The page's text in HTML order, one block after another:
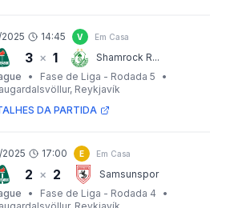
2025 14:45 V Em Casa
3 × 1
Shamrock R...
• Fase de Liga - Rodada 5
•
, Reykjavík
DA PARTIDA
2025 17:00 E Em Casa
2 × 2
Samsunspor
• Fase de Liga - Rodada 4
•